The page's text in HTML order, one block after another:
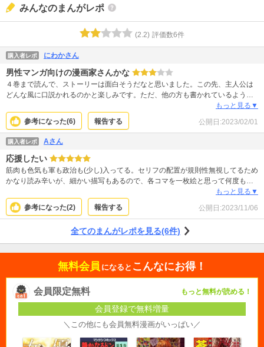
みんなのまんがレポ
(2.2) 評価数6件
購入者レポ にわかさん
男性マンガ向けの漫画家さんかな
４巻まで読んで、ストーリーは面白そうだなと思いました。この先、主人公は
どんな風に口説かれるのかと楽しみです。ただ、他の方も書かれているように
絵が雑……とまでは思いませんが、男性向けマンガのようで、乙女向けではな
いと思います。ヒーローの身体もとってもムキムキに描かれて迫力があるの
で、この漫画家さんなら格闘系マンガを描かれた方が良いのでは？と思いまし
た。このストーリーであれば、もう少し軽くてユーモアのあるマンガにもなっ
ただろうにと少し残念です。あと、俯瞰の構図はちょっと分かりにくかったで
す。無理に入れなくてもよいのではないでしょうか。ともあれ、続きは気にな
るので星３つで。
もっと見る▼
参考になった(6) 報告する 公開日:2023/02/01
購入者レポ Aさん
応援したい
筋肉も色気も軍も政治も(少し)入ってる。セリフの配置が規則性無視してるため
かなり読み辛いが、細かい描写もあるので、各コマを一枚絵と思って何度も見
直しながら読んでいます。絵も綺麗だし、筋肉は惜しみないし、スルメイカと
思えば。
もっと見る▼
参考になった(2) 報告する 公開日:2023/11/06
全てのまんがレポを見る(6件)
無料会員 になると こんなにお得！
会員限定無料 もっと無料が読める！
会員登録で無料増量
＼この他にも会員無料漫画がいっぱい／